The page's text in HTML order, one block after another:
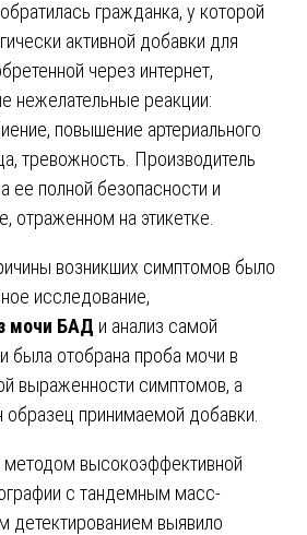
гражданка, у которой
активной добавки для
через интернет,
нежелательные реакции:
повышение артериального
тревожность. Производитель
ее полной безопасности и
отраженном на этикетке.
возникших симптомов было
исследование,
мочи БАД и анализ самой
была отобрана проба мочи в
выраженности симптомов, а
принимаемой добавки.
высокоэффективной
с тандемным масс-
детектированием выявило